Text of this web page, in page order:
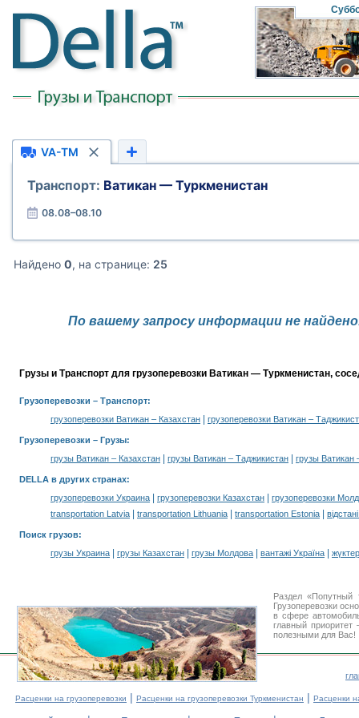
VA-TM
Транспорт: Ватикан — Туркменистан
08.08–08.10
Найдено 0, на странице: 25
По вашему запросу информации не
Грузы и Транспорт для грузоперевозки Ватикан — Туркменистан,
Грузоперевозки – Транспорт:
грузоперевозки Ватикан – Казахстан
грузоперевозки Ватикан –
Грузоперевозки – Грузы:
грузы Ватикан – Казахстан
грузы Ватикан – Таджикистан грузы Ватикан
DELLA в других странах:
грузоперевозки Украина
грузоперевозки Казахстан
грузоперевозки
transportation Latvia
transportation Lithuania transportation Estonia
Поиск грузов:
грузы Украина
грузы Казахстан грузы Молдова вантажі Україна
Раздел «Попутный
Грузоперевозки
в сфере
главный
полезными для Вас!
Расценки на грузоперевозки | Расценки на грузоперевозки Туркменистан | Расценки